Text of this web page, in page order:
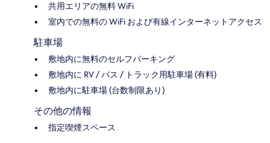
共用エリアの無料 WiFi
室内での無料の WiFi および有線インターネットアクセス
駐車場
敷地内に無料のセルフパーキング
敷地内に RV / バス / トラック用駐車場 (有料)
敷地内に駐車場 (台数制限あり)
その他の情報
指定喫煙スペース